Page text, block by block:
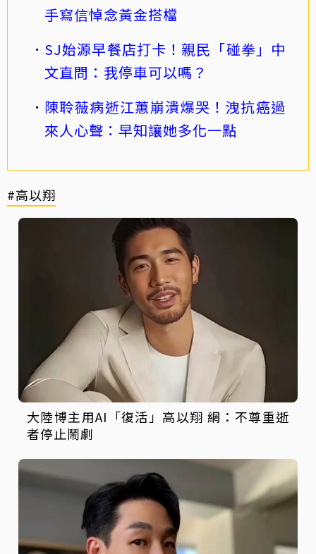
手寫信悼念黃金搭檔
SJ始源早餐店打卡！親民「碰拳」中
文直問：我停車可以嗎？
陳聆薇病逝江蕙崩潰爆哭！洩抗癌過
來人心聲：早知讓她多化一點
#高以翔
大陸博主用AI「復活」高以翔 網：不尊重逝
者停止鬧劇